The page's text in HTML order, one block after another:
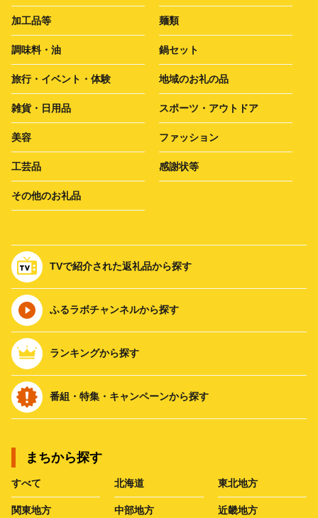
加工品等 麺類
調味料・油 鍋セット
旅行・イベント・体験 地域のお礼の品
雑貨・日用品 スポーツ・アウトドア
美容 ファッション
工芸品 感謝状等
その他のお礼品
TVで紹介された返礼品から探す
ふるラボチャンネルから探す
ランキングから探す
番組・特集・キャンペーンから探す
まちから探す
すべて 北海道 東北地方
関東地方 中部地方 近畿地方